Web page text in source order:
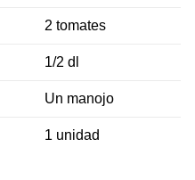
2 tomates
1/2 dl
Un manojo
1 unidad